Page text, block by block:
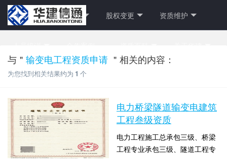
首页 资质代办 股权变更 资质维护
联系方式
与＂ 输变电工程资质申请 ＂相关的内容：
为您找到相关结果约为 1 个
电力桥梁隧道输变电建筑
工程叁级资质
电力工程施工总承包三级、桥梁
工程专业承包三级、隧道工程专